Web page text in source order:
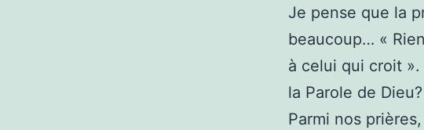
Je pense que la
beaucoup… «
à celui qui croit
la Parole de Dieu?
Parmi nos